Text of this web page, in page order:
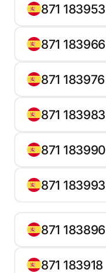
871 183953
871 183966
871 183976
871 183983
871 183990
871 183993
871 183896
871 183918